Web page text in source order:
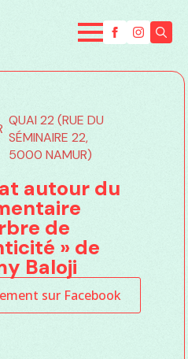
for:
QUAI 22 (RUE DU
SÉMINAIRE 22,
5000 NAMUR)
autour du
de
» de
Baloji
sur Facebook